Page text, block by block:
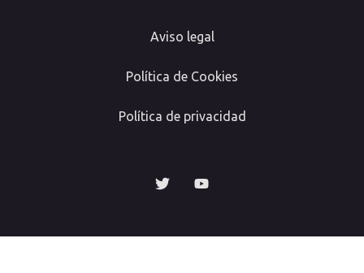
Aviso legal
Política de Cookies
Política de privacidad